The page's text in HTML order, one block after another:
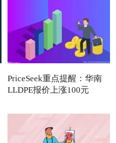
PriceSeek重点提醒：华南
LLDPE报价上涨100元